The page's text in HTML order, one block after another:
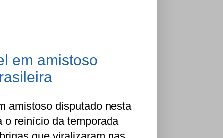
em amistoso
amistoso disputado nesta
o reinício da temporada
que viralizaram nas